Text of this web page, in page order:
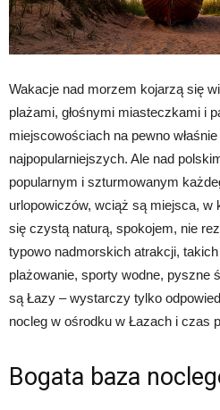
Wakacje nad morzem kojarzą się
plażami, głośnymi miasteczkami i
miejscowościach na pewno
najpopularniejszych. Ale nad
popularnym i szturmowanym
urlopowiczów, wciąż są miejsca,
się czystą naturą, spokojem, nie
typowo nadmorskich atrakcji,
plażowanie, sporty wodne, pyszne
są Łazy – wystarczy tylko
nocleg w ośrodku w Łazach i czas
Bogata baza